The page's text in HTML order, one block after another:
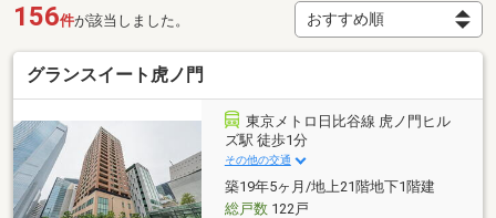
156件が該当しました。
グランスイート虎ノ門
東京メトロ日比谷線 虎ノ門ヒル
ズ駅 徒歩1分
その他の交通
築19年5ヶ月/地上21階地下1階建
総戸数122戸